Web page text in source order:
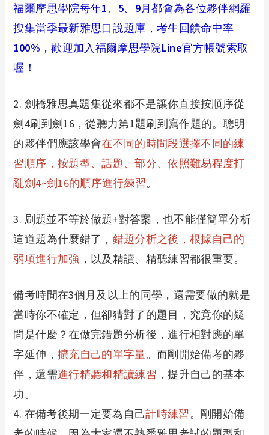
福爾摩思學院每年1、5、9月都會為各位夥伴網羅
搜集當季最新雅思口說題庫，考生回饋命中率
100%，歡迎加入福爾摩思學院Line官方帳號索取
喔！
2. 劍橋雅思真題集從來都不是讓你直接按順序從
劍4刷到劍16，從聽力第1題刷到寫作題的。聰明
的夥伴們應該學會在不同的時間段選擇不同的練
習順序，按題型、話題、部分、依照難易程度打
亂劍4~劍16的順序進行練習。
3. 刷題並不等於做題+對答案，也不能僅簡單分析
這道題為什麼錯了， 錯題分析之後，根據自己的
弱項進行加強 ，以及精讀、精聽練習都很重要。
備考時間在3個月及以上的同學，還需要做的就是
當時你不確定，但卻猜對了的題目，究竟你的疑
問是什麼？在做完錯題分析後，進行相對應的單
字延伸， 擴充自己的單字量。而剛開始備考的夥
伴，還需進行精聽和精讀練習 ，提升自己的基本
功。
4. 在備考後期一定要為自己計時練習。剛開始備